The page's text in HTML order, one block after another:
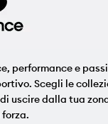
performance e
Scegli le
uscire dalla tua